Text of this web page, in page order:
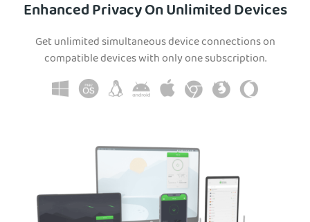
Enhanced Privacy On Unlimited Devices
Get unlimited simultaneous device connections on
compatible devices with only one subscription.